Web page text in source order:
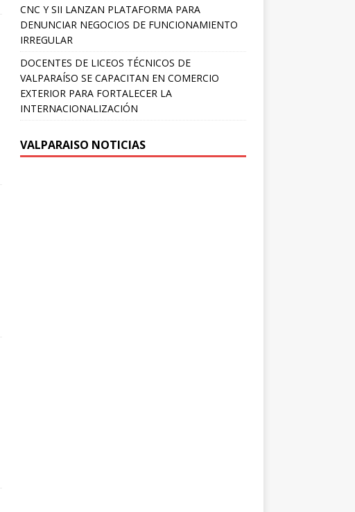
CNC Y SII LANZAN PLATAFORMA PARA
DENUNCIAR NEGOCIOS DE FUNCIONAMIENTO
IRREGULAR
DOCENTES DE LICEOS TÉCNICOS DE
VALPARAÍSO SE CAPACITAN EN COMERCIO
EXTERIOR PARA FORTALECER LA
INTERNACIONALIZACIÓN
VALPARAISO NOTICIAS